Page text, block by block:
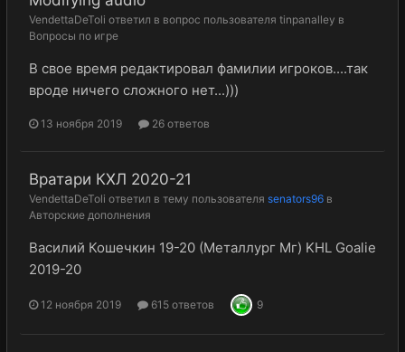
VendettaDeToli ответил в вопрос пользователя tinpanalley в
Вопросы по игре
В свое время редактировал фамилии игроков....так
вроде ничего сложного нет...)))
13 ноября 2019 26 ответов
Вратари КХЛ 2020-21
VendettaDeToli ответил в тему пользователя senators96 в
Авторские дополнения
Василий Кошечкин 19-20 (Металлург Мг) KHL Goalie
2019-20
12 ноября 2019 615 ответов 9